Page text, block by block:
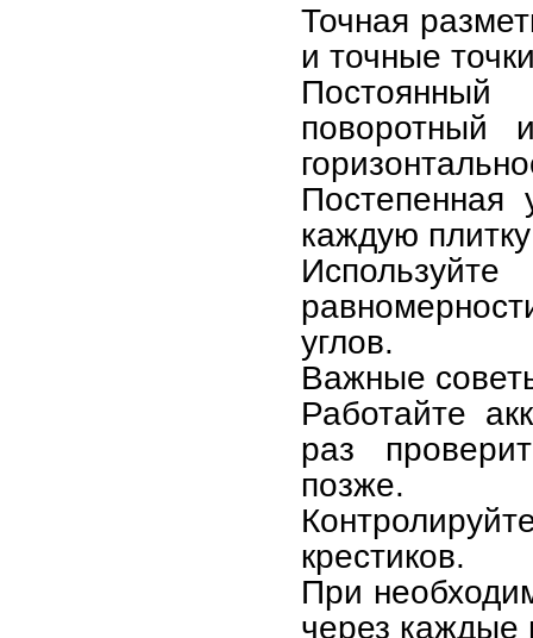
Точная
и точные
поворотный
Постепенная
каждую
углов.
Важные
Работайте
раз
позже.
крестиков.
При
через каждые